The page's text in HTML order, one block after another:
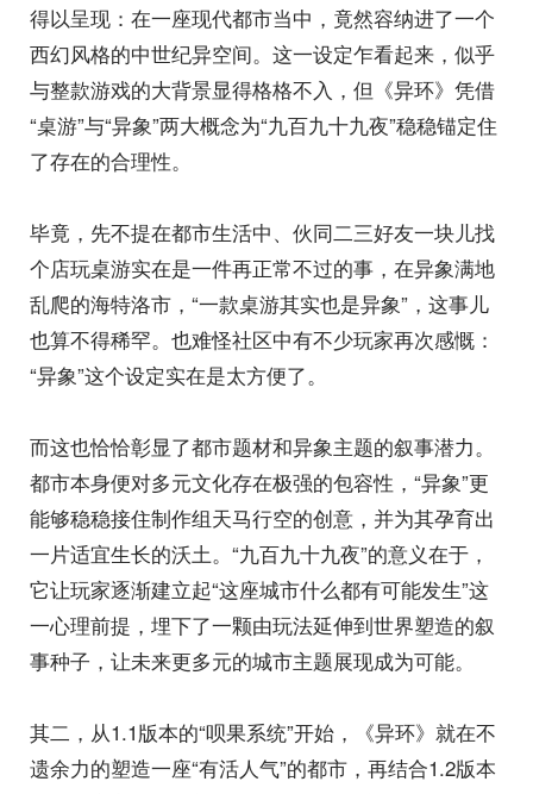
得以呈现：在一座现代都市当中，竟然容纳进了一个
西幻风格的中世纪异空间。这一设定乍看起来，似乎
与整款游戏的大背景显得格格不入，但《异环》凭借
“桌游”与“异象”两大概念为“九百九十九夜”稳稳锚定住
了存在的合理性。
毕竟，先不提在都市生活中、伙同二三好友一块儿找
个店玩桌游实在是一件再正常不过的事，在异象满地
乱爬的海特洛市，“一款桌游其实也是异象”，这事儿
也算不得稀罕。也难怪社区中有不少玩家再次感慨：
“异象”这个设定实在是太方便了。
而这也恰恰彰显了都市题材和异象主题的叙事潜力。
都市本身便对多元文化存在极强的包容性，“异象”更
能够稳稳接住制作组天马行空的创意，并为其孕育出
一片适宜生长的沃土。“九百九十九夜”的意义在于，
它让玩家逐渐建立起“这座城市什么都有可能发生”这
一心理前提，埋下了一颗由玩法延伸到世界塑造的叙
事种子，让未来更多元的城市主题展现成为可能。
其二，从1.1版本的“呗果系统”开始，《异环》就在不
遗余力的塑造一座“有活人气”的都市，再结合1.2版本